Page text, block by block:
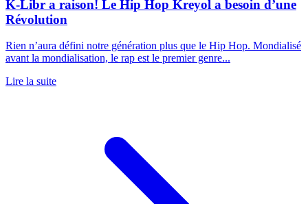
K-Libr a raison! Le Hip Hop Kreyol a besoin d’une
Révolution
Rien n’aura défini notre génération plus que le Hip Hop. Mondialisé
avant la mondialisation, le rap est le premier genre...
Lire la suite